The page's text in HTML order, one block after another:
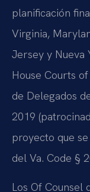
planificación
Virginia,
Jersey y Nueva
House Courts
de Delegados
2019
proyecto que
del Va. Code §
Los Of